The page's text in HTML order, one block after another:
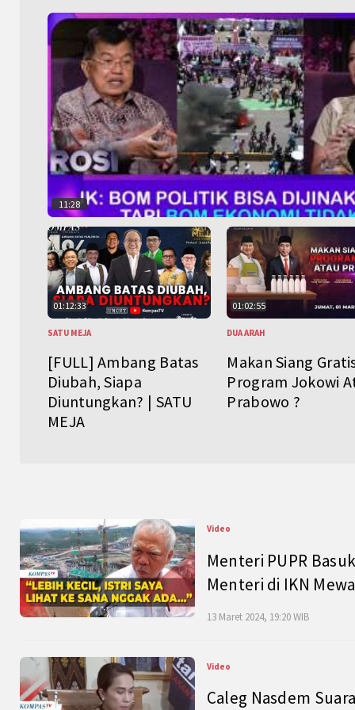
11:28
01:12:33
SATU MEJA
[FULL] Ambang Batas
Diubah, Siapa
Diuntungkan? | SATU
MEJA
01:02:55
DUA ARAH
Makan Siang
Program Jokowi
Prabowo ?
Video
Menteri PUPR
Menteri di IKN
13 Maret 2024, 19:20 WIB
Video
Caleg Nasdem